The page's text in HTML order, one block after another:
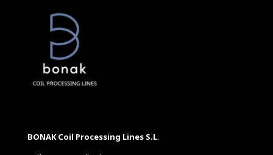
BONAK Coil Processing Lines S.L.